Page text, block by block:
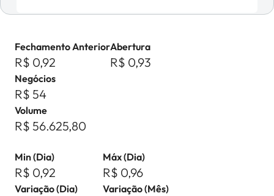
Fechamento Anterior
R$ 0,92
Abertura
R$ 0,93
Negócios
R$ 54
Volume
R$ 56.625,80
Min (Dia)
R$ 0,92
Máx (Dia)
R$ 0,96
Variação (Dia) Variação (Mês)